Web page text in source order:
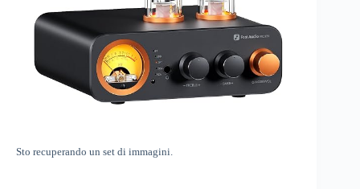
Sto recuperando un set di immagini.